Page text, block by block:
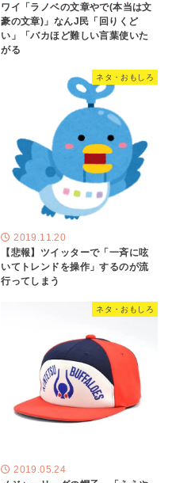
ワイ「ラノベの文章やで(本当は文
豪の文章)」なんJ民「回りくど
い」「バカほど難しい言葉使いた
がる
ネタ・おもしろ
2019.11.20
【悲報】ツイッターで「一斉に呟
いてトレンドを操作」するのが流
行ってしまう
ネタ・おもしろ
2019.05.24